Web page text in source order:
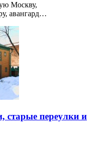
Москву,
авангард…
старые переулки и